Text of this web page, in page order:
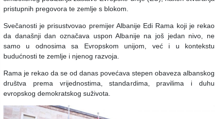
pristupnih pregovora te zemlje s blokom.
Svečanosti je prisustvovao premijer Albanije Edi Rama koji je rekao
da današnji dan označava uspon Albanije na još jedan nivo, ne
samo u odnosima sa Evropskom unijom, već i u kontekstu
budućnosti te zemlje i njenog razvoja.
Rama je rekao da se od danas povećava stepen obaveza albanskog
društva prema vrijednostima, standardima, pravilima i duhu
evropskog demokratskog suživota.